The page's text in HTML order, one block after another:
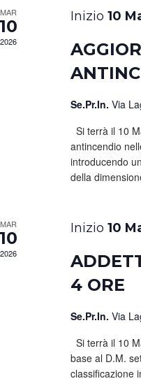
MAR
10
2026
10
Se.Pr.In. Via
Si terrà il 10
antincendio
introducendo
della
MAR
10
2026
10
4 ORE
Se.Pr.In. Via
Si terrà il 10
base al D.M.
classificazione